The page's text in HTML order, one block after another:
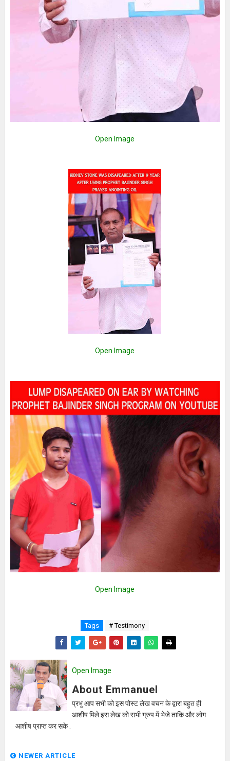
Open Image
Open Image
Open Image
Tags # Testimony
Open Image
About Emmanuel
प्रभु आप सभी को इस पोस्ट लेख वचन के द्वारा बहुत ही
आशीष मिले इस लेख को सभी ग्रुप में भेजे ताकि और लोग
आशीष प्राप्त कर सके .
NEWER ARTICLE